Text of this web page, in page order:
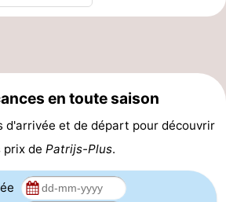
en toute saison
d'arrivée et de départ pour découvrir
de Patrijs-Plus.